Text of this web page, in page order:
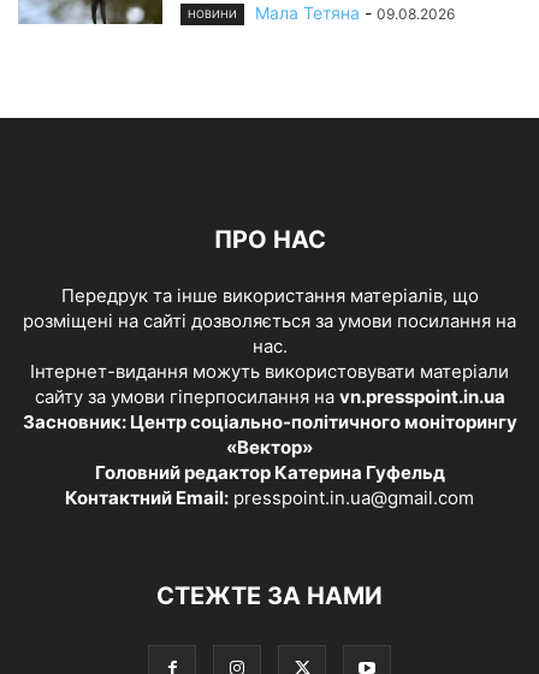
НОВИНИ Мала Тетяна - 09.08.2026
ПРО НАС
Передрук та інше використання матеріалів, що
розміщені на сайті дозволяється за умови посилання на
нас.
Інтернет-видання можуть використовувати матеріали
сайту за умови гіперпосилання на vn.presspoint.in.ua
Засновник: Центр соціально-політичного моніторингу
«Вектор»
Головний редактор Катерина Гуфельд
Контактний Email: presspoint.in.ua@gmail.com
СТЕЖТЕ ЗА НАМИ